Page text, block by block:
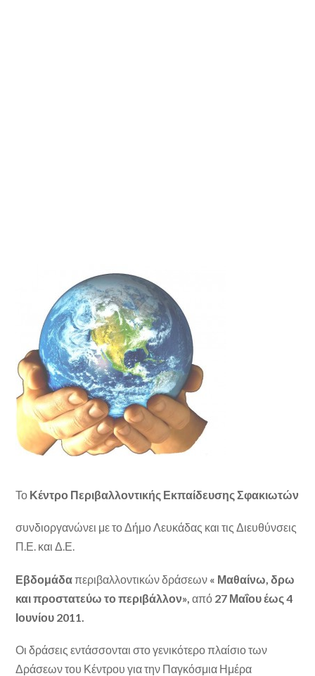
Το Κέντρο Περιβαλλοντικής Εκπαίδευσης Σφακιωτών
συνδιοργανώνει με το Δήμο Λευκάδας και τις Διευθύνσεις
Π.Ε. και Δ.Ε.
Εβδομάδαπεριβαλλοντικών δράσεων « Μαθαίνω, δρω
και προστατεύω το περιβάλλον»,από 27 Μαΐου έως 4
Ιουνίου 2011.
Οι δράσεις εντάσσονται στο γενικότερο πλαίσιο των
Δράσεων του Κέντρου για την Παγκόσμια Ημέρα